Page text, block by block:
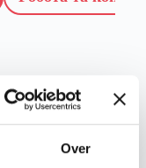
Over